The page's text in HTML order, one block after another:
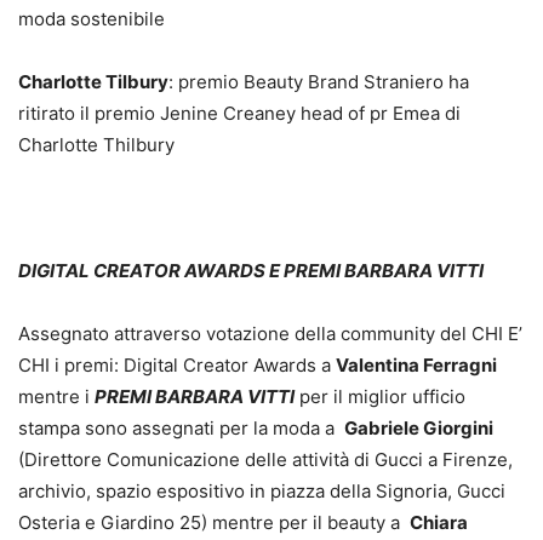
moda sostenibile
Charlotte Tilbury: premio Beauty Brand Straniero ha
ritirato il premio Jenine Creaney head of pr Emea di
Charlotte Thilbury
DIGITAL CREATOR AWARDS E PREMI BARBARA VITTI
Assegnato attraverso votazione della community del CHI E’
CHI i premi: Digital Creator Awards a Valentina Ferragni
mentre i PREMI BARBARA VITTIper il miglior ufficio
stampa sono assegnati per la moda a Gabriele Giorgini
(Direttore Comunicazione delle attività di Gucci a Firenze,
archivio, spazio espositivo in piazza della Signoria, Gucci
Osteria e Giardino 25) mentre per il beauty a Chiara